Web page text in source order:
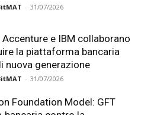
- 31/07/2026
Accenture e IBM collaborano
la piattaforma bancaria
nuova generazione
- 31/07/2026
Foundation Model: GFT